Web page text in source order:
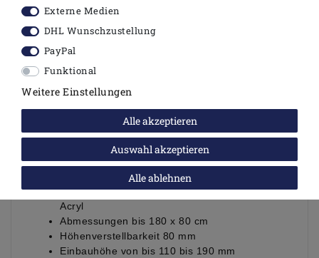
Befestigungsmaterial
mit einlaminiertem Bodenbrett.
Die Winkeltraversen lassen sich passend zur
Wannenform individuell ablängen.
Die Schraubfüße sind seitlich bis 130mm
versetzbar, daher gibt es keinerlei Probleme
mit dahinter liegenden Rohrleitungen.
Geeignet für Badewannen - Wannenmaterial
Acryl
Abmessungen bis 180 x 80 cm
Höhenverstellbarkeit 80 mm
Einbauhöhe von bis 110 bis 190 mm
Externe Medien
DHL Wunschzustellung
PayPal
Funktional
Weitere Einstellungen
Alle akzeptieren
Auswahl akzeptieren
Alle ablehnen